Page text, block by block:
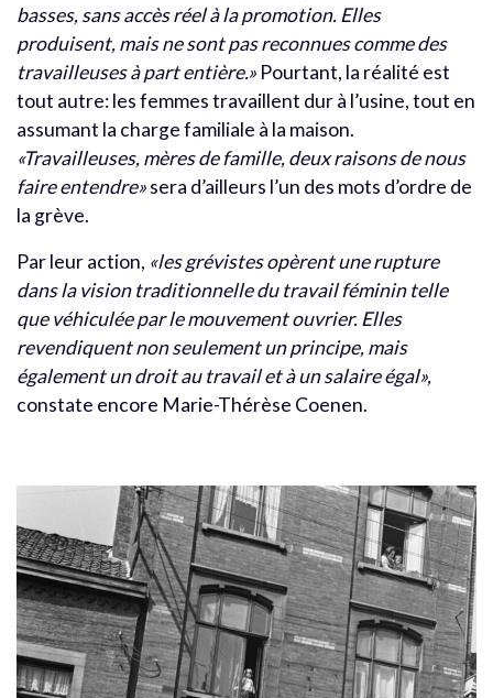
basses, sans accès réel à la promotion. Elles
produisent, mais ne sont pas reconnues comme des
travailleuses à part entière.» Pourtant, la réalité est
tout autre: les femmes travaillent dur à l’usine, tout en
assumant la charge familiale à la maison.
«Travailleuses, mères de famille, deux raisons de nous
faire entendre»sera d’ailleurs l’un des mots d’ordre de
la grève.
Par leur action, «les grévistes opèrent une rupture
dans la vision traditionnelle du travail féminin telle
que véhiculée par le mouvement ouvrier. Elles
revendiquent non seulement un principe, mais
également un droit au travail et à un salaire égal»,
constate encore Marie-Thérèse Coenen.